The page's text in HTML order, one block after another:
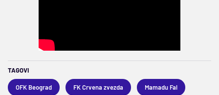
TAGOVI
OFK Beograd FK Crvena zvezda Mamadu Fal